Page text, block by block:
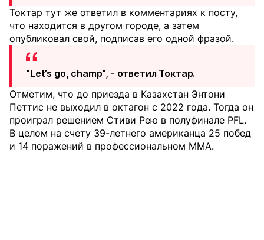
Токтар тут же ответил в комментариях к посту,
что находится в другом городе, а затем
опубликовал свой, подписав его одной фразой.
"Let’s go, champ", - ответил Токтар.
Отметим, что до приезда в Казахстан Энтони
Петтис не выходил в октагон с 2022 года. Тогда он
проиграл решением Стиви Рею в полуфинале PFL.
В целом на счету 39-летнего американца 25 побед
и 14 поражений в профессиональном MMA.